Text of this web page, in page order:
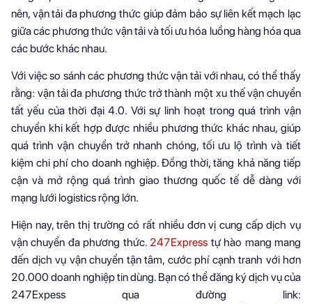
nên, vận tải đa phương thức giúp đảm bảo sự liên kết mạch lạc
giữa các phương thức vận tải và tối ưu hóa luồng hàng hóa qua
các bước khác nhau.
Với việc so sánh các phương thức vận tải với nhau, có thể thấy
rằng: vận tải đa phương thức trở thành một xu thế vận chuyển
tất yếu của thời đại 4.0. Với sự linh hoạt trong quá trình vận
chuyển khi kết hợp được nhiều phương thức khác nhau, giúp
quá trình vận chuyển trở nhanh chóng, tối ưu lộ trình và tiết
kiệm chi phí cho doanh nghiệp. Đồng thời, tăng khả năng tiếp
cận và mở rộng quá trình giao thương quốc tế dễ dàng với
mạng lưới logistics rộng lớn.
Hiện nay, trên thị trường có rất nhiều đơn vị cung cấp dịch vụ
vận chuyển đa phương thức. 247Express tự hào mang mang
đến dịch vụ vận chuyển tận tâm, cước phí cạnh tranh với hơn
20.000 doanh nghiệp tin dùng. Bạn có thể đăng ký dịch vụ của
247Expess qua đường link: